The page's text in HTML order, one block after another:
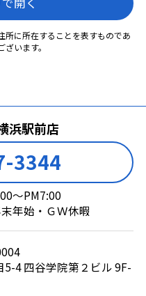
に所在することを表すものであ
います。
浜駅前店
3344
～PM7:00
年始・ＧＷ休暇
4 四谷学院第２ビル 9F-